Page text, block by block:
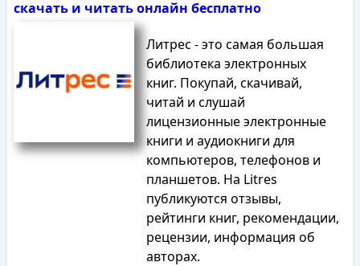
скачать и читать онлайн бесплатно
Литрес - это самая большая
библиотека электронных
книг. Покупай, скачивай,
читай и слушай
лицензионные электронные
книги и аудиокниги для
компьютеров, телефонов и
планшетов. На Litres
публикуются отзывы,
рейтинги книг, рекомендации,
рецензии, информация об
авторах.